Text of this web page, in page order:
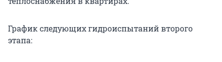
График следующих гидроиспытаний второго
этапа: